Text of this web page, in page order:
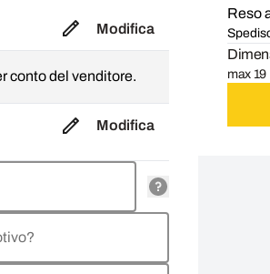
Modifica
conto del venditore.
Modifica
Reso
max 19